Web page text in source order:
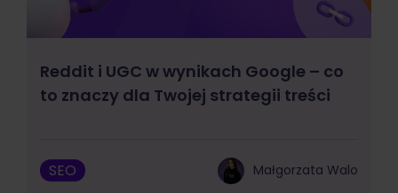
Reddit i UGC w wynikach Google – co
to znaczy dla Twojej strategii treści
SEO Małgorzata Walo